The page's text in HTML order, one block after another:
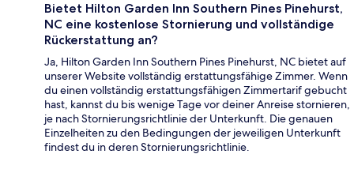
Bietet Hilton Garden Inn Southern Pines Pinehurst,
NC eine kostenlose Stornierung und vollständige
Rückerstattung an?
Ja, Hilton Garden Inn Southern Pines Pinehurst, NC bietet auf
unserer Website vollständig erstattungsfähige Zimmer. Wenn
du einen vollständig erstattungsfähigen Zimmertarif gebucht
hast, kannst du bis wenige Tage vor deiner Anreise stornieren,
je nach Stornierungsrichtlinie der Unterkunft. Die genauen
Einzelheiten zu den Bedingungen der jeweiligen Unterkunft
findest du in deren Stornierungsrichtlinie.